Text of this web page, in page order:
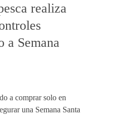
realiza
a Semana
a comprar solo en
una Semana Santa